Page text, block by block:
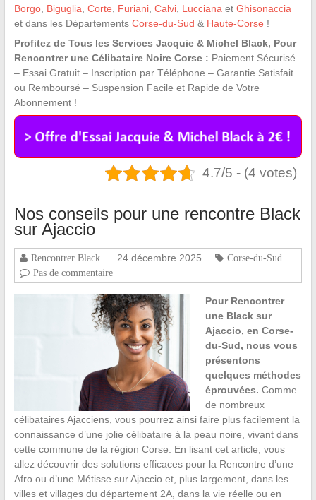
Borgo, Biguglia Corte Furiani, Calvi, Lucciana et Ghisonaccia
et dans les Départements Corse-du-Sud & Haute-Corse !
Profitez de Tous les Services Jacquie & Michel Black, Pour
Rencontrer une Célibataire Noire Corse : Paiement Sécurisé
– Essai Gratuit – Inscription par Téléphone – Garantie Satisfait
ou Remboursé – Suspension Facile et Rapide de Votre
Abonnement !
4.7/5 - (4 votes)
Nos conseils pour une rencontre Black
sur Ajaccio
Rencontrer Black 24 décembre 2025
Corse-du-Sud
Pas de commentaire
Pour Rencontrer
une Black sur
Ajaccio, en Corse-
du-Sud, nous vous
présentons
quelques méthodes
éprouvées. Comme
de nombreux
célibataires Ajacciens, vous pourrez ainsi faire plus facilement la
connaissance d’une jolie célibataire à la peau noire, vivant dans
cette commune de la région Corse. En lisant cet article, vous
allez découvrir des solutions efficaces pour la Rencontre d’une
Afro ou d’une Métisse sur Ajaccio et, plus largement, dans les
villes et villages du département 2A, dans la vie réelle ou en